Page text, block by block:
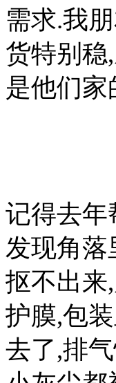
需求.我
货特别稳
是他们家
记得去年
发现角落
抠不出来
护膜,包
去了,排